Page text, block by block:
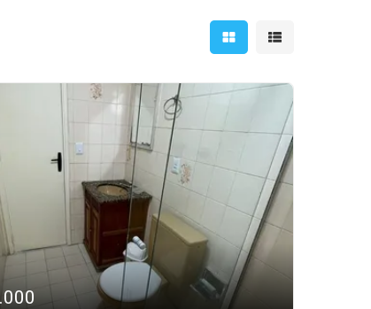
Mostrar resultados em
Mostrar